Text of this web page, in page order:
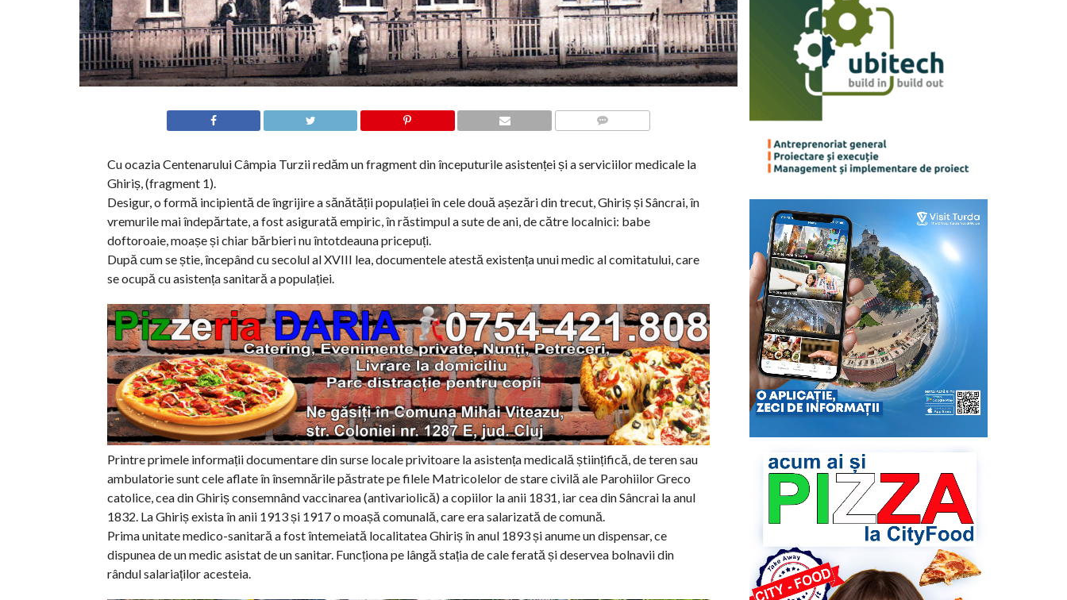
Cu ocazia Centenarului Câmpia Turzii redăm un fragment din începuturile asistenței și a serviciilor medicale la
Ghiriș, (fragment 1).
Desigur, o formă incipientă de îngrijire a sănătății populației în cele două așezări din trecut, Ghiriș și Sâncrai, în
vremurile mai îndepărtate, a fost asigurată empiric, în răstimpul a sute de ani, de către localnici: babe
doftoroaie, moașe și chiar bărbieri nu întotdeauna pricepuți.
După cum se știe, începând cu secolul al XVIII lea, documentele atestă existența unui medic al comitatului, care
se ocupă cu asistența sanitară a populației.
Printre primele informații documentare din surse locale privitoare la asistența medicală științifică, de teren sau
ambulatorie sunt cele aflate în însemnările păstrate pe filele Matricolelor de stare civilă ale Parohiilor Greco
catolice, cea din Ghiriș consemnând vaccinarea (antivariolică) a copiilor la anii 1831, iar cea din Sâncrai la anul
1832. La Ghiriș exista în anii 1913 și 1917 o moașă comunală, care era salarizată de comună.
Prima unitate medico-sanitară a fost întemeiată localitatea Ghiriș în anul 1893 și anume un dispensar, ce
dispunea de un medic asistat de un sanitar. Funcționa pe lângă stația de cale ferată și deservea bolnavii din
rândul salariaților acesteia.